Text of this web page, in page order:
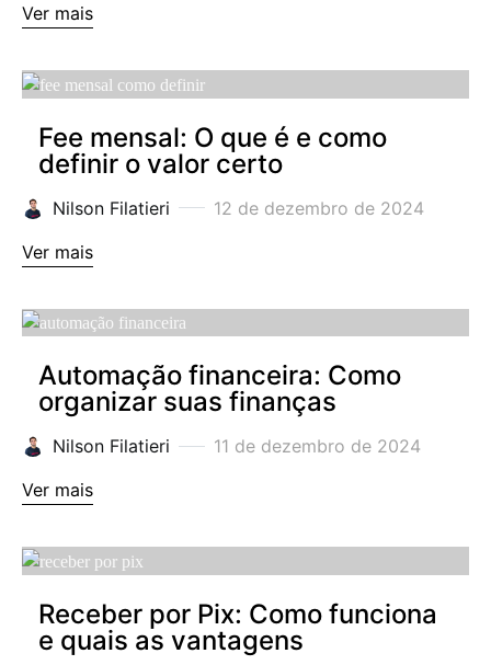
Ver mais
Fee mensal: O que é e como
definir o valor certo
Nilson Filatieri
12 de dezembro de 2024
Ver mais
Automação financeira: Como
organizar suas finanças
Nilson Filatieri
11 de dezembro de 2024
Ver mais
Receber por Pix: Como funciona
e quais as vantagens